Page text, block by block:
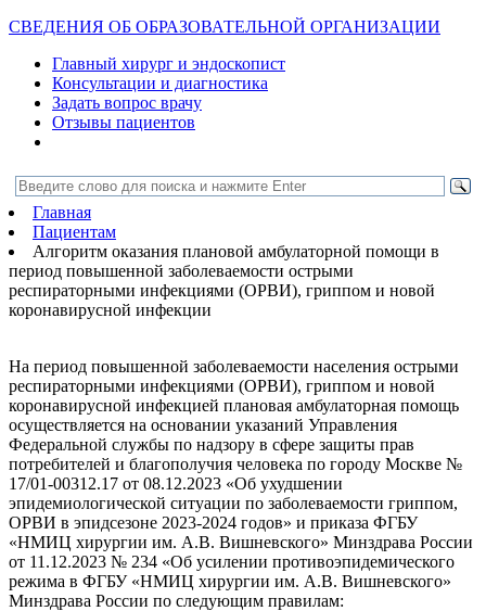
СВЕДЕНИЯ ОБ ОБРАЗОВАТЕЛЬНОЙ ОРГАНИЗАЦИИ
Главный хирург и эндоскопист
Консультации и диагностика
Задать вопрос врачу
Отзывы пациентов
Главная
Пациентам
Алгоритм оказания плановой амбулаторной помощи в
период повышенной заболеваемости острыми
респираторными инфекциями (ОРВИ), гриппом и новой
коронавирусной инфекции
На период повышенной заболеваемости населения острыми
респираторными инфекциями (ОРВИ), гриппом и новой
коронавирусной инфекцией плановая амбулаторная помощь
осуществляется на основании указаний Управления
Федеральной службы по надзору в сфере защиты прав
потребителей и благополучия человека по городу Москве №
17/01-00312.17 от 08.12.2023 «Об ухудшении
эпидемиологической ситуации по заболеваемости гриппом,
ОРВИ в эпидсезоне 2023-2024 годов» и приказа ФГБУ
«НМИЦ хирургии им. А.В. Вишневского» Минздрава России
от 11.12.2023 № 234 «Об усилении противоэпидемического
режима в ФГБУ «НМИЦ хирургии им. А.В. Вишневского»
Минздрава России по следующим правилам: